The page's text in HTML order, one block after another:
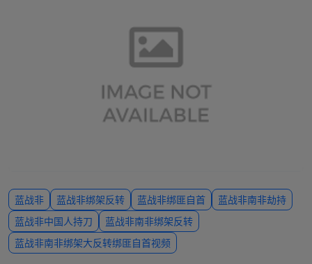
蓝战非 蓝战非绑架反转 蓝战非绑匪自首
蓝战非南非劫持
蓝战非中国人持刀
蓝战非南非绑架反转
蓝战非南非绑架大反转绑匪自首视频